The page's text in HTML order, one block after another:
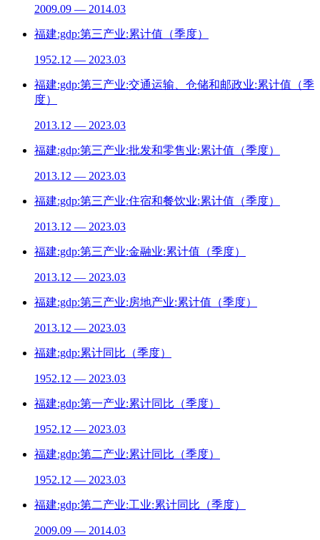
2009.09 — 2014.03
福建:gdp:第三产业:累计值（季度）
1952.12 — 2023.03
福建:gdp:第三产业:交通运输、仓储和邮政业:累计值（季
度）
2013.12 — 2023.03
福建:gdp:第三产业:批发和零售业:累计值（季度）
2013.12 — 2023.03
福建:gdp:第三产业:住宿和餐饮业:累计值（季度）
2013.12 — 2023.03
福建:gdp:第三产业:金融业:累计值（季度）
2013.12 — 2023.03
福建:gdp:第三产业:房地产业:累计值（季度）
2013.12 — 2023.03
福建:gdp:累计同比（季度）
1952.12 — 2023.03
福建:gdp:第一产业:累计同比（季度）
1952.12 — 2023.03
福建:gdp:第二产业:累计同比（季度）
1952.12 — 2023.03
福建:gdp:第二产业:工业:累计同比（季度）
2009.09 — 2014.03